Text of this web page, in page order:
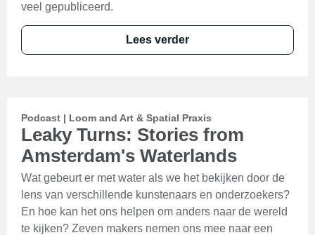
veel gepubliceerd.
Lees verder
Podcast | Loom and Art & Spatial Praxis
Leaky Turns: Stories from
Amsterdam's Waterlands
Wat gebeurt er met water als we het bekijken door de
lens van verschillende kunstenaars en onderzoekers?
En hoe kan het ons helpen om anders naar de wereld
te kijken? Zeven makers nemen ons mee naar een